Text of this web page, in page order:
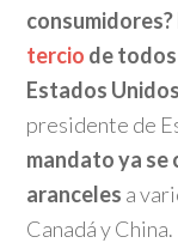
tercio de
Estados
presidente de
mandato ya se
aranceles a
Canadá y